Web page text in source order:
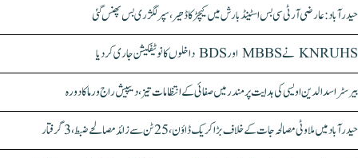
حیدرآباد: عارضی آر ٹی سی بس اسٹینڈ بارش میں کیچڑ کا ڈھیر، سپر لگژری بس پھنس گئی
KNRUHS نے MBBS اور BDS داخلوں کا نوٹیفکیشن جاری کر دیا
بیرسٹر اسدالدین اویسی کی ہدایت پر مندر میں صفائی کے انتظامات تیز، دیپیش راج ورما کا دورہ
حیدرآباد میں ملاوٹی مصالحہ جات کے خلاف بڑا کریک ڈاؤن، 25 ٹن سے زائد مصالحے ضبط، 3 گرفتار